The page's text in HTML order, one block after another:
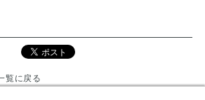
覧に戻る